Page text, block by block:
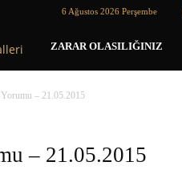
6 Ağustos 2026 Perşembe
Forex
Koçu
ZARAR OLASILIĞINIZ
– 21.05.2015
– 21.05.2015